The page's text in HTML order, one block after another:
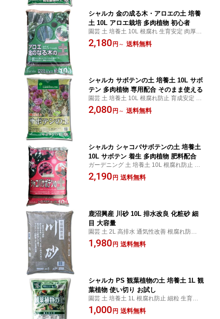
シャルカ 金の成る木・アロエの土 培養
土 10L アロエ栽培 多肉植物 初心者
園芸 土 培養土 10L 根腐れ 生育安定 肉厚ア
ロエ ベランダ 鉢植え プランター 庭 水はけ
多肉植物 通気性 初心者 そのまま使える 金
2,180円 ～ 送料無料
シャルカ サボテンの土 培養土 10L サボ
テン 多肉植物 専用配合 そのまま使える
園芸 土 培養土 10L 根腐れ防止 育成安定 水
はけ 専用配合 よく育つ サボテン 柱サボテ
ン ウチワサボテン マミラリア エアプラン
2,080円 ～ 送料無料
シャルカ シャコバサボテンの土 培養土
10L サボテン 着生 多肉植物 肥料配合
ガーデニング 土 培養土 10L 根腐れ防止 花
付き向上 生育安定 扱いやすい シャコバサ
ボテン サボテン カニサボテン バニーカク
2,190円 送料無料
鹿沼興産 川砂 10L 排水改良 化粧砂 細
目 大容量
園芸 土 2L 高排水 通気性改善 根腐れ防止 化
粧砂 水槽 自然砂 砂場 砂遊び 鉢植え プラン
ター 盆栽鉢 アクアリウム 盆栽 松 モミジ サ
1,980円 送料無料
シャルカ PS 観葉植物の土 培養土 1L 観
葉植物 使い切り お試し
園芸 土 培養土 1L 根腐れ防止 細粒 生育安定
根張り促進 よく育つ ミニポット 観葉植物
多肉植物 サボテン 鉢植え 植え替え 水はけ
1,000円 送料無料